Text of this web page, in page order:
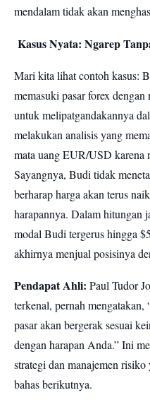
mendalam tidak akan
Kasus Nyata: Ngarep
Mari kita lihat contoh kasus:
memasuki pasar forex
untuk melipatgandakannya
melakukan analisis yang
mata uang EUR/USD karena
Sayangnya, Budi tidak
berharap harga akan terus
harapannya. Dalam hitungan
modal Budi tergerus hingga
akhirnya menjual posisinya
Pendapat Ahli: Paul Tudor
terkenal, pernah mengatakan,
pasar akan bergerak sesuai
dengan harapan Anda.” Ini
strategi dan manajemen
bahas berikutnya.